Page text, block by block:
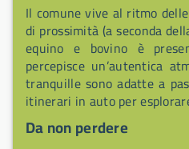
Il comune vive al ritmo
di prossimità (a seconda
equino e bovino è
percepisce un’autentica
tranquille sono adatte a
itinerari in auto per
Da non perdere